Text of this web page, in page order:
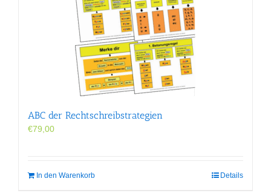
ABC der Rechtschreibstrategien
€79,00
In den Warenkorb Details